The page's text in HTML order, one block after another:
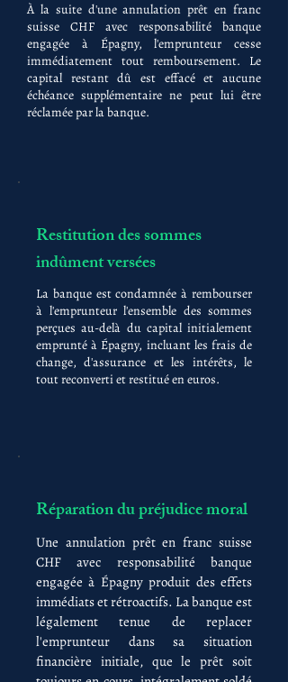
À la suite d'une annulation prêt en franc
suisse CHF avec responsabilité banque
engagée à Épagny, l'emprunteur cesse
immédiatement tout remboursement. Le
capital restant dû est effacé et aucune
échéance supplémentaire ne peut lui être
réclamée par la banque.
Restitution des sommes
indûment versées
La banque est condamnée à rembourser
à l'emprunteur l'ensemble des sommes
perçues au-delà du capital initialement
emprunté à Épagny, incluant les frais de
change, d'assurance et les intérêts, le
tout reconverti et restitué en euros.
Réparation du préjudice moral
Une annulation prêt en franc suisse
CHF avec responsabilité banque
engagée à Épagny produit des effets
immédiats et rétroactifs. La banque est
légalement tenue de replacer
l'emprunteur dans sa situation
financière initiale, que le prêt soit